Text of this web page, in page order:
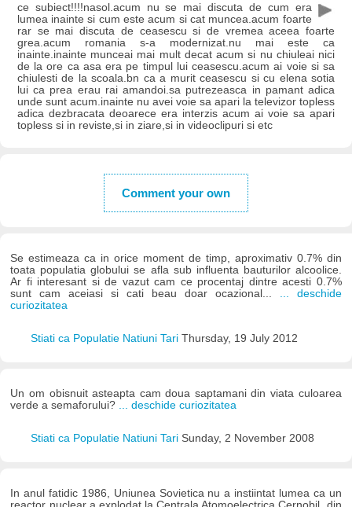
ce subiect!!!!nasol.acum nu se mai discuta de cum era
lumea inainte si cum este acum si cat muncea.acum foarte
rar se mai discuta de ceasescu si de vremea aceea foarte
grea.acum romania s-a modernizat.nu mai este ca
inainte.inainte munceai mai mult decat acum si nu chiuleai nici
de la ore ca asa era pe timpul lui ceasescu.acum ai voie si sa
chiulesti de la scoala.bn ca a murit ceasescu si cu elena sotia
lui ca prea erau rai amandoi.sa putrezeasca in pamant adica
unde sunt acum.inainte nu avei voie sa apari la televizor topless
adica dezbracata deoarece era interzis acum ai voie sa apari
topless si in reviste,si in ziare,si in videoclipuri si etc
Comment your own
Se estimeaza ca in orice moment de timp, aproximativ 0.7% din
toata populatia globului se afla sub influenta bauturilor alcoolice.
Ar fi interesant si de vazut cam ce procentaj dintre acesti 0.7%
sunt cam aceiasi si cati beau doar ocazional... ... deschide
curiozitatea
Stiati ca Populatie Natiuni Tari Thursday, 19 July 2012
Un om obisnuit asteapta cam doua saptamani din viata culoarea
verde a semaforului?
... deschide curiozitatea
Stiati ca Populatie Natiuni Tari Sunday, 2 November 2008
In anul fatidic 1986, Uniunea Sovietica nu a instiintat lumea ca un